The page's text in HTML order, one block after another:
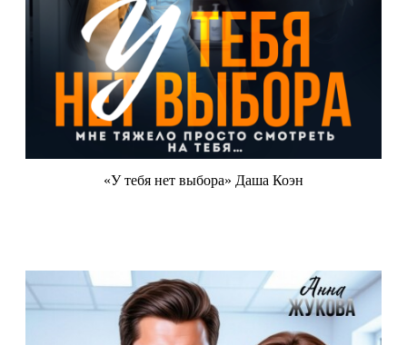
«У тебя нет выбора» Даша Коэн